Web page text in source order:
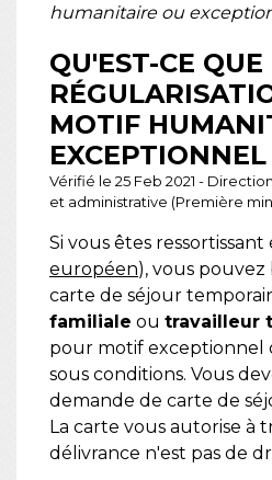
humanitaire ou
QU'EST-CE QUE
MOTIF
EXCEPTIONNEL
Vérifié le 25 Feb 2021 -
et administrative (Première
Si vous êtes
européen), vous
carte de séjour
familiale ou travailleur
pour motif exceptionnel
sous conditions. Vous
demande de carte de
La carte vous autorise à
délivrance n'est pas de